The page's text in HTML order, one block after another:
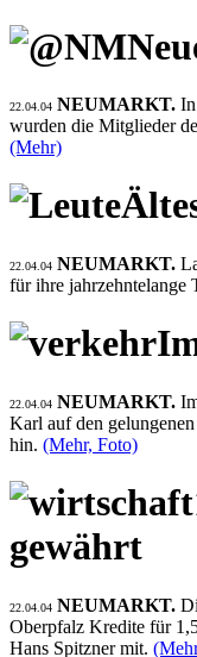
22.04.04 NEUMARKT.
wurden die Mitglieder
(Mehr)
22.04.04 NEUMARKT.
für ihre jahrzehntelange
22.04.04 NEUMARKT.
Karl auf den
hin. (Mehr, Foto)
gewährt
22.04.04 NEUMARKT.
Oberpfalz Kredite für
Hans Spitzner mit.